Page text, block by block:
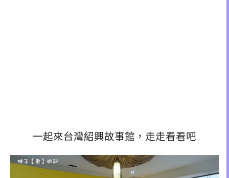
一起來台灣紹興故事館，走走看看吧